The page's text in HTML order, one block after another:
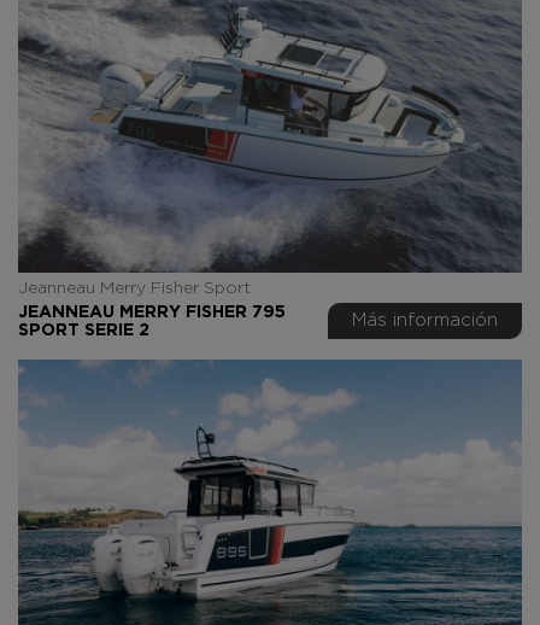
Jeanneau Merry Fisher Sport
JEANNEAU MERRY FISHER 795
SPORT SERIE 2
Más información